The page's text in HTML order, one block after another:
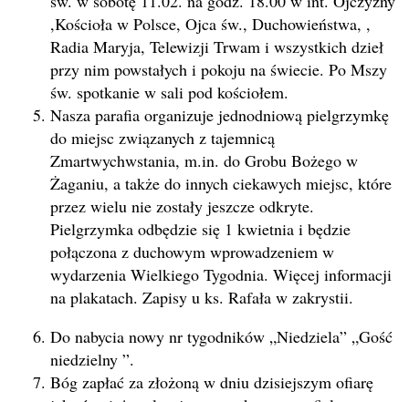
,Kościoła w Polsce, Ojca św., Duchowieństwa, ,
Radia Maryja, Telewizji Trwam i wszystkich dzieł
przy nim powstałych i pokoju na świecie. Po Mszy
św. spotkanie w sali pod kościołem.
Nasza parafia organizuje jednodniową pielgrzymkę
do miejsc związanych z tajemnicą
Zmartwychwstania, m.in. do Grobu Bożego w
Żaganiu, a także do innych ciekawych miejsc, które
przez wielu nie zostały jeszcze odkryte.
Pielgrzymka odbędzie się 1 kwietnia i będzie
połączona z duchowym wprowadzeniem w
wydarzenia Wielkiego Tygodnia. Więcej informacji
na plakatach. Zapisy u ks. Rafała w zakrystii.
Do nabycia nowy nr tygodników „Niedziela” „Gość
niedzielny ”.
Bóg zapłać za złożoną w dniu dzisiejszym ofiarę